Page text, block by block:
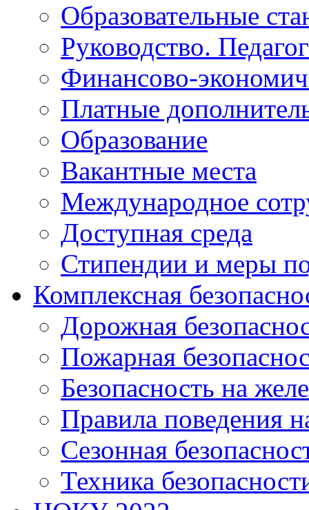
Образовательные
Руководство.
Финансово-
Платные
Образование
Вакантные места
Международное
Доступная среда
Стипендии и меры
Комплексная
Дорожная
Пожарная
Безопасность на
Правила поведения
Сезонная
Техника